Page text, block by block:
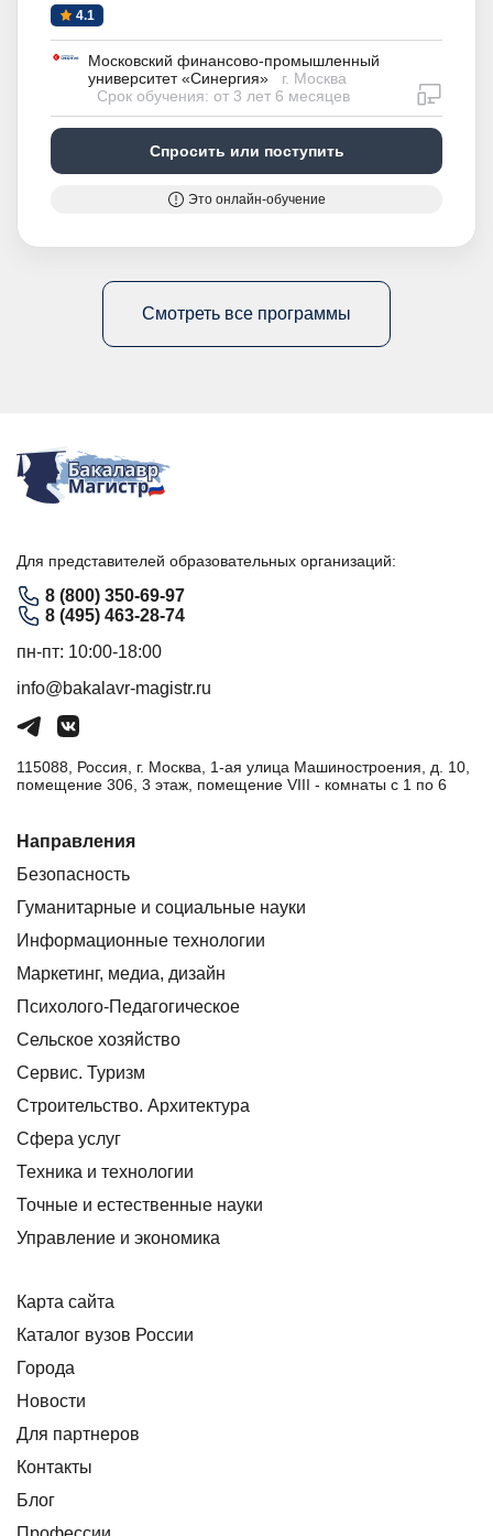
4.1
Московский финансово-промышленный
университет «Синергия»
г. Москва
Срок обучения: от 3 лет 6 месяцев
Спросить или поступить
Это онлайн-обучение
Смотреть все программы
Для представителей образовательных организаций:
8 (800) 350-69-97
8 (495) 463-28-74
пн-пт: 10:00-18:00
info@bakalavr-magistr.ru
115088, Россия, г. Москва, 1-ая улица Машиностроения, д. 10,
помещение 306, 3 этаж, помещение VIII - комнаты с 1 по 6
Направления
Безопасность
Гуманитарные и социальные науки
Информационные технологии
Маркетинг, медиа, дизайн
Психолого-Педагогическое
Сельское хозяйство
Сервис. Туризм
Строительство. Архитектура
Сфера услуг
Техника и технологии
Точные и естественные науки
Управление и экономика
Карта сайта
Каталог вузов России
Города
Новости
Для партнеров
Контакты
Блог